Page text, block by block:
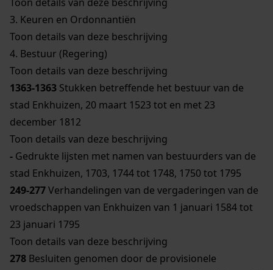
3. Keuren en Ordonnantiën
Toon details van deze beschrijving
4. Bestuur (Regering)
Toon details van deze beschrijving
1363-1363 Stukken betreffende het bestuur van de
stad Enkhuizen, 20 maart 1523 tot en met 23
december 1812
Toon details van deze beschrijving
- Gedrukte lijsten met namen van bestuurders van de
stad Enkhuizen, 1703, 1744 tot 1748, 1750 tot 1795
249-277Verhandelingen van de vergaderingen van de
vroedschappen van Enkhuizen van 1 januari 1584 tot
23 januari 1795
Toon details van deze beschrijving
278 Besluiten genomen door de provisionele